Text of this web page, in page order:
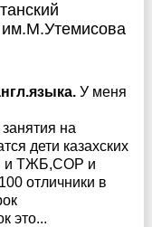
им.М.Утемисова
У меня
на
дети казахских
и ТЖБ,СОР и
отличники в
это...